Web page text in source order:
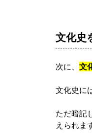
文化史
次に、 文
文化史に
ただ暗記
えられま